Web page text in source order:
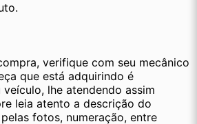
verifique com seu mecânico
que está adquirindo é
lhe atendendo assim
leia atento a descrição do
fotos, numeração, entre